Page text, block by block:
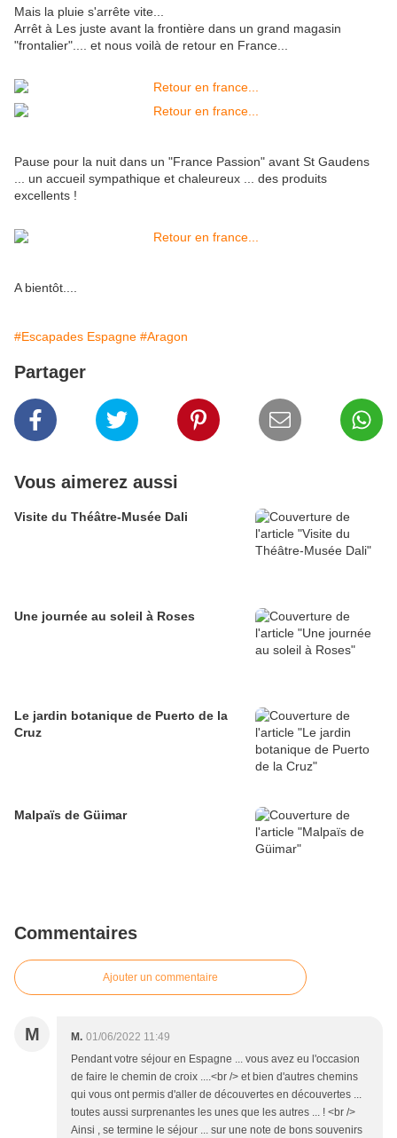
Mais la pluie s'arrête vite...
Arrêt à Les juste avant la frontière dans un grand magasin
"frontalier".... et nous voilà de retour en France...
Pause pour la nuit dans un "France Passion" avant St Gaudens
... un accueil sympathique et chaleureux ... des produits
excellents !
A bientôt....
#Escapades Espagne #Aragon
Partager
Vous aimerez aussi
Visite du Théâtre-Musée Dali
Une journée au soleil à Roses
Le jardin botanique de Puerto de la
Cruz
Malpaïs de Güimar
Commentaires
Ajouter un commentaire
M M. 01/06/2022 11:49
Pendant votre séjour en Espagne ... vous avez eu l'occasion
de faire le chemin de croix ....<br /> et bien d'autres chemins
qui vous ont permis d'aller de découvertes en découvertes ...
toutes aussi surprenantes les unes que les autres ... ! <br />
Ainsi , se termine le séjour ... sur une note de bons souvenirs